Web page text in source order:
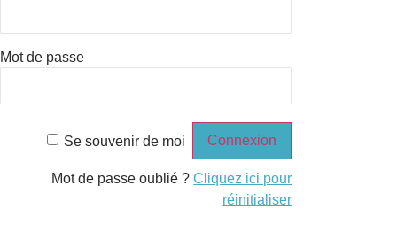
Mot de passe
Se souvenir de moi
Mot de passe oublié ?Cliquez ici pour
réinitialiser